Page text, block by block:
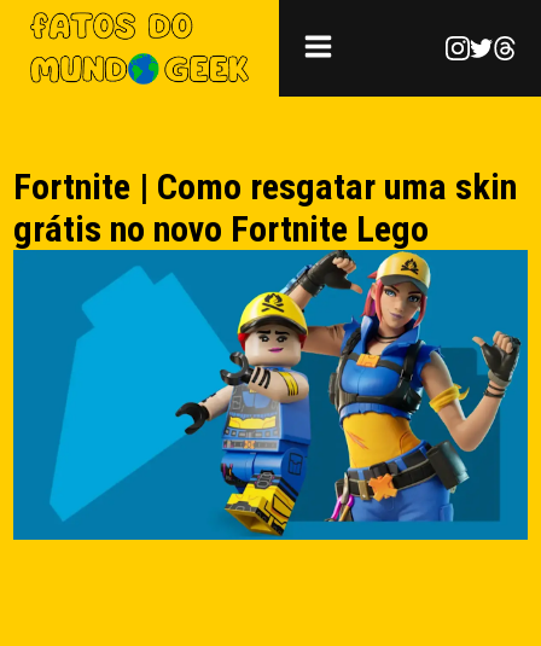
Fortnite | Como resgatar uma skin
grátis no novo Fortnite Lego